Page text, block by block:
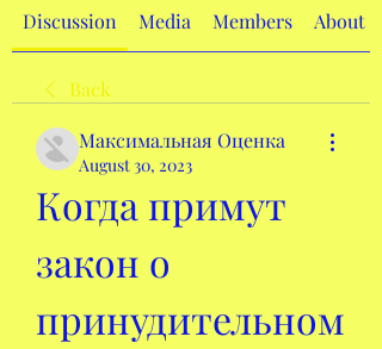
Discussion Media Members About
Back
Максимальная Оценка
August 30, 2023
Когда примут
закон о
принудительном